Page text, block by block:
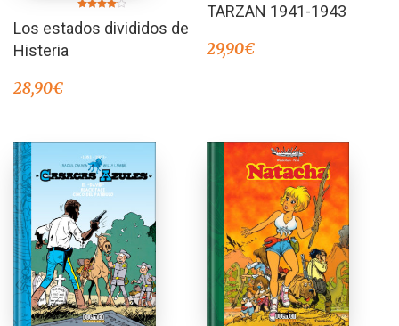
en
4.00
Los estados divididos de
Histeria
28,90€
5.00
de 5
TARZAN 1941-1943
29,90€